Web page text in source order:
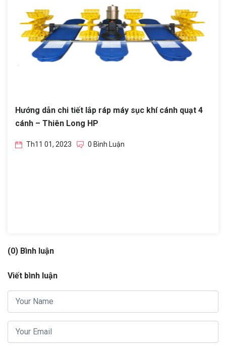
Hướng dẫn chi tiết lắp ráp máy sục khí cánh quạt 4
cánh – Thiên Long HP
Th11 01, 2023 0 Bình Luận
(0) Bình luận
Viết bình luận